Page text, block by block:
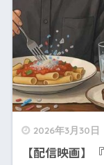
2026年3月30日
【配信映画】